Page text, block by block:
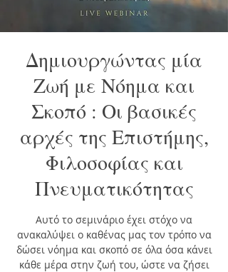
Δημιουργώντας μία
Ζωή με Νόημα και
Σκοπό : Οι βασικές
αρχές της Επιστήμης,
Φιλοσοφίας και
Πνευματικότητας
Αυτό το σεμινάριο έχει στόχο να
ανακαλύψει ο καθένας μας τον τρόπο να
δώσει νόημα και σκοπό σε όλα όσα κάνει
κάθε μέρα στην ζωή του, ώστε να ζήσει